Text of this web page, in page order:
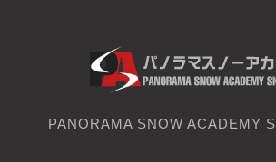
PANORAMA SNOW ACADEMY